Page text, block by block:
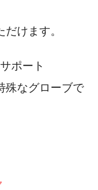
けます。
ポート
殊なグローブで